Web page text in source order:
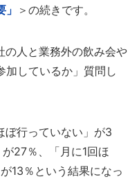
＞の続きです。
人と業務外の飲み会や
加しているか」質問し
行っていない」が3
27％、「月に1回ほ
13％という結果になっ